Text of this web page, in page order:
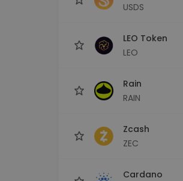
USDS
LEO Token
LEO
Rain
RAIN
Zcash
ZEC
Cardano